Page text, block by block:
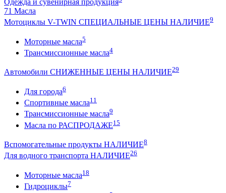
Одежда и сувенирная продукция
71 Масла
Мотоциклы V-TWIN СПЕЦИАЛЬНЫЕ ЦЕНЫ НАЛИЧИЕ9
Моторные масла5
Трансмиссионные масла4
Автомобили СНИЖЕННЫЕ ЦЕНЫ НАЛИЧИЕ29
Для города6
Спортивные масла11
Трансмиссионные масла9
Масла по РАСПРОДАЖЕ15
Вспомогательные продукты НАЛИЧИЕ8
Для водного транспорта НАЛИЧИЕ26
Моторные масла18
Гидроциклы7